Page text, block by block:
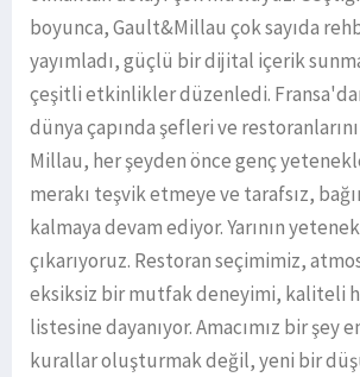
boyunca, Gault&Millau çok sayıda
yayımladı, güçlü bir dijital içerik
çeşitli etkinlikler düzenledi.
dünya çapında şefleri ve
Millau, her şeyden önce genç
merakı teşvik etmeye ve tarafsız,
kalmaya devam ediyor. Yarının
çıkarıyoruz. Restoran seçimimiz,
eksiksiz bir mutfak deneyimi, kaliteli
listesine dayanıyor. Amacımız bir şey
kurallar oluşturmak değil, yeni bir